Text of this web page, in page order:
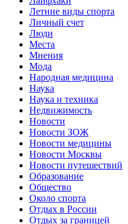
Летние виды спорта
Личный счет
Люди
Места
Мнения
Мода
Народная медицина
Наука
Наука и техника
Недвижимость
Новости
Новости ЗОЖ
Новости медицины
Новости Москвы
Новости путешествий
Образование
Общество
Около спорта
Отдых в России
Отдых за границей